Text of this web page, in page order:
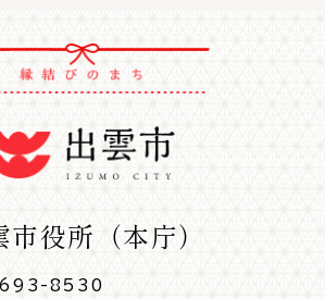
市役所（本庁）
693-8530